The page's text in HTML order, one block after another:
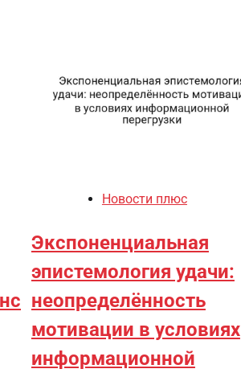
Новости плюс
Экспоненциальная
эпистемология удачи:
неопределённость
мотивации в условиях
информационной